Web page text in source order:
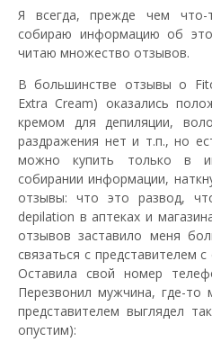
Я всегда, прежде чем что-
собираю информацию об
читаю множество отзывов.
В большинстве отзывы о
Extra Cream) оказались
кремом для депиляции,
раздражения нет и т.п., но
можно купить только в
собирании информации,
отзывы: что это развод,
depilation в аптеках и
отзывов заставило меня
связаться с представителем
Оставила свой номер
Перезвонил мужчина, где-то
представителем выглядел
опустим):